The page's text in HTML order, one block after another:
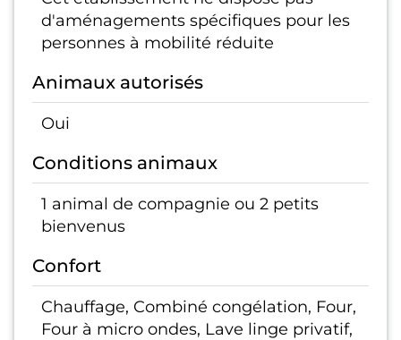
d'aménagements spécifiques pour les
personnes à mobilité réduite
Animaux autorisés
Oui
Conditions animaux
1 animal de compagnie ou 2 petits
bienvenus
Confort
Chauffage, Combiné congélation, Four,
Four à micro ondes, Lave linge privatif,